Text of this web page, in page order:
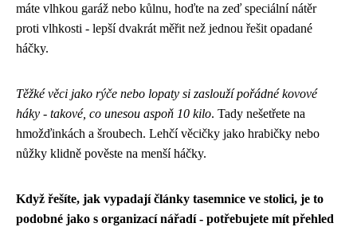
máte vlhkou garáž nebo kůlnu, hoďte na zeď speciální nátěr
proti vlhkosti - lepší dvakrát měřit než jednou řešit opadané
háčky.
Těžké věci jako rýče nebo lopaty si zaslouží pořádné kovové
háky - takové, co unesou aspoň 10 kilo. Tady nešetřete na
hmožďinkách a šroubech. Lehčí věcičky jako hrabičky nebo
nůžky klidně pověste na menší háčky.
Když řešíte, jak vypadají články tasemnice ve stolici, je to
podobné jako s organizací nářadí - potřebujete mít přehled